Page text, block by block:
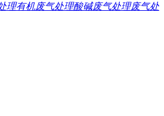
理有机废气处理酸碱废气处理废气处